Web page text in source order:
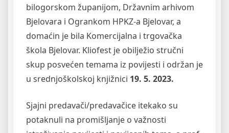
bilogorskom županijom, Državnim arhivom
Bjelovara i Ogrankom HPKZ-a Bjelovar, a
domaćin je bila Komercijalna i trgovačka
škola Bjelovar. Kliofest je obilježio stručni
skup posvećen temama iz povijesti i održan je
u srednjoškolskoj knjižnici 19. 5. 2023.
Sjajni predavači/predavačice itekako su
potaknuli na promišljanje o važnosti